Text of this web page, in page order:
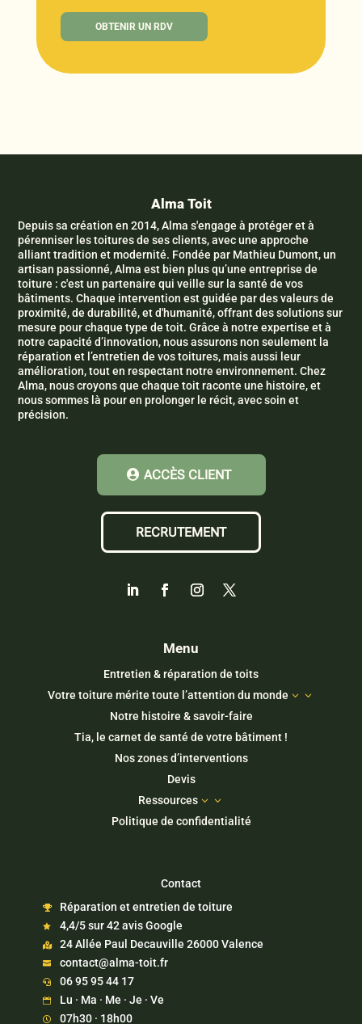
OBTENIR UN RDV
Alma Toit
Depuis sa création en 2014, Alma s'engage à protéger et à
pérenniser les toitures de ses clients, avec une approche
alliant tradition et modernité. Fondée par Mathieu Dumont, un
artisan passionné, Alma est bien plus qu’une entreprise de
toiture : c'est un partenaire qui veille sur la santé de vos
bâtiments. Chaque intervention est guidée par des valeurs de
proximité, de durabilité, et d'humanité, offrant des solutions sur
mesure pour chaque type de toit. Grâce à notre expertise et à
notre capacité d’innovation, nous assurons non seulement la
réparation et l’entretien de vos toitures, mais aussi leur
amélioration, tout en respectant notre environnement. Chez
Alma, nous croyons que chaque toit raconte une histoire, et
nous sommes là pour en prolonger le récit, avec soin et
précision.
ACCÈS CLIENT
RECRUTEMENT
Menu
Entretien & réparation de toits
Votre toiture mérite toute l’attention du monde
3
Notre histoire & savoir-faire
Tia, le carnet de santé de votre bâtiment !
Nos zones d’interventions
Devis
Ressources
3
Politique de confidentialité
Contact
 Réparation et entretien de toiture
 4,4/5 sur 42 avis Google
 24 Allée Paul Decauville 26000 Valence
 contact@alma-toit.fr
 06 95 95 44 17
 Lu · Ma · Me · Je · Ve
 07h30 · 18h00